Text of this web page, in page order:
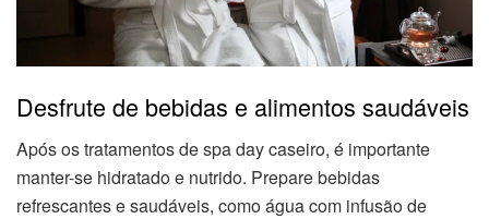
Desfrute de bebidas e alimentos saudáveis
Após os tratamentos de spa day caseiro, é importante
manter-se hidratado e nutrido. Prepare bebidas
refrescantes e saudáveis, como água com infusão de